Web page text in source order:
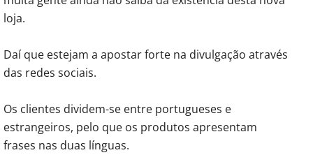
loja.
Daí que estejam a apostar forte na divulgação através
das redes sociais.
Os clientes dividem-se entre portugueses e
estrangeiros, pelo que os produtos apresentam
frases nas duas línguas.